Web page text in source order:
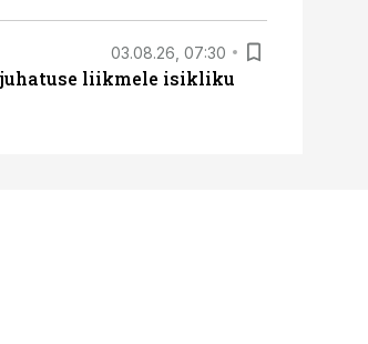
03.08.26, 07:30
juhatuse liikmele isikliku